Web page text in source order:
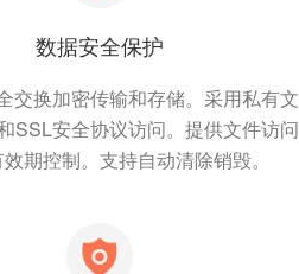
数据安全保护
交换加密传输和存储。采用私有文
SSL安全协议访问。提供文件访问
期控制。支持自动清除销毁。